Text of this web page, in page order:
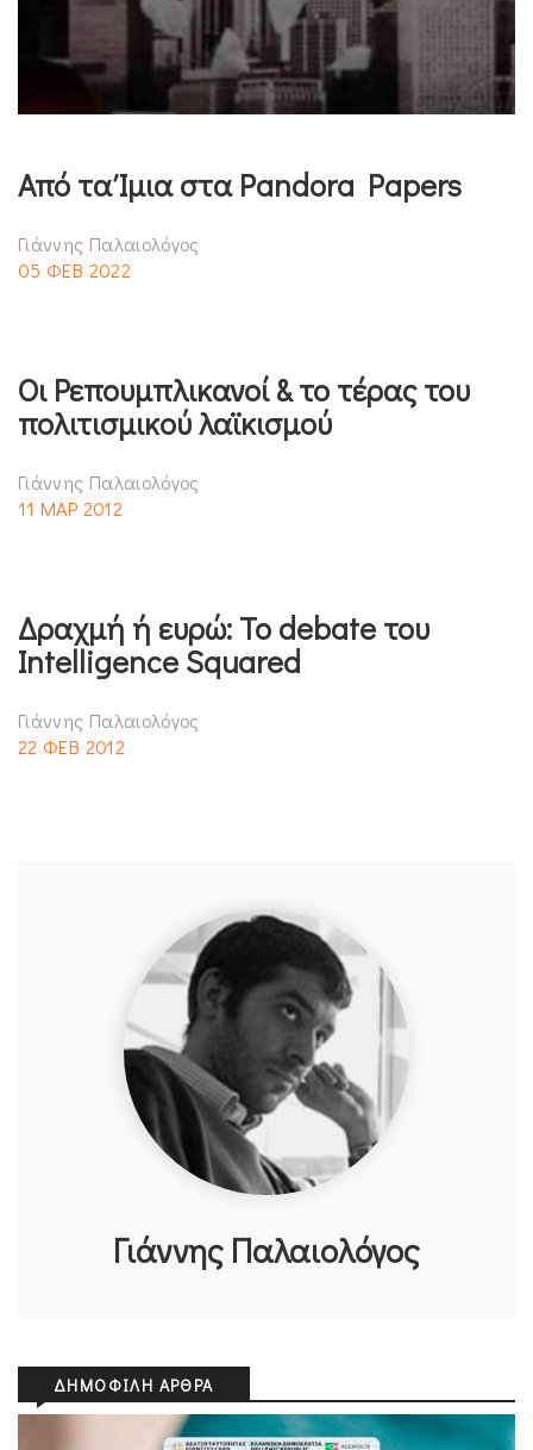
Από τα Ίμια στα Pandora Papers
Γιάννης Παλαιολόγος
05 ΦΕΒ 2022
Οι Ρεπουμπλικανοί & το τέρας του
πολιτισμικού λαϊκισμού
Γιάννης Παλαιολόγος
11 ΜΑΡ 2012
Δραχμή ή ευρώ: Το debate του
Intelligence Squared
Γιάννης Παλαιολόγος
22 ΦΕΒ 2012
Γιάννης Παλαιολόγος
ΔΗΜΟΦΙΛΉ ΆΡΘΡΑ